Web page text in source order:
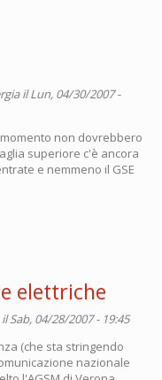
il Lun, 04/30/2007 -
non dovrebbero
superiore c'è ancora
e nemmeno il GSE
elettriche
il Sab, 04/28/2007 - 19:45
(che sta stringendo
nazionale